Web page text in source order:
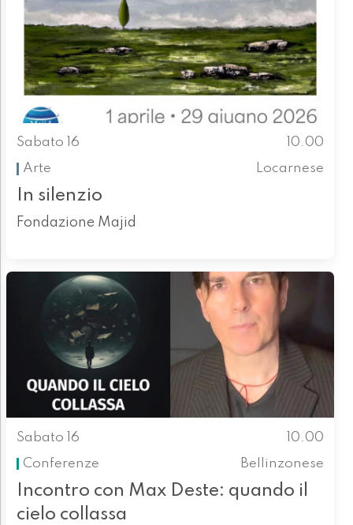
Sabato 16
10.00
Arte
Locarnese
In silenzio
Fondazione Majid
Sabato 16
10.00
Conferenze
Bellinzonese
Incontro con Max Deste: quando il
cielo collassa